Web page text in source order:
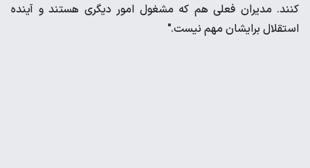
کنند. مدیران فعلی هم که مشغول امور دیگری هستند و آینده
استقلال برایشان مهم نیست."